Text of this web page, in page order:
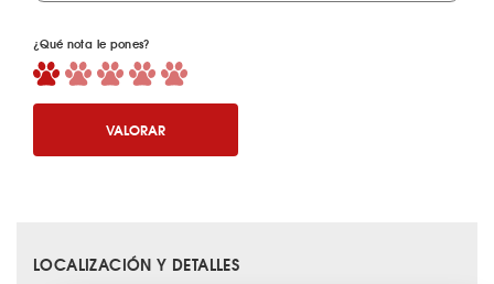
¿Qué nota le pones?
VALORAR
LOCALIZACIÓN Y DETALLES